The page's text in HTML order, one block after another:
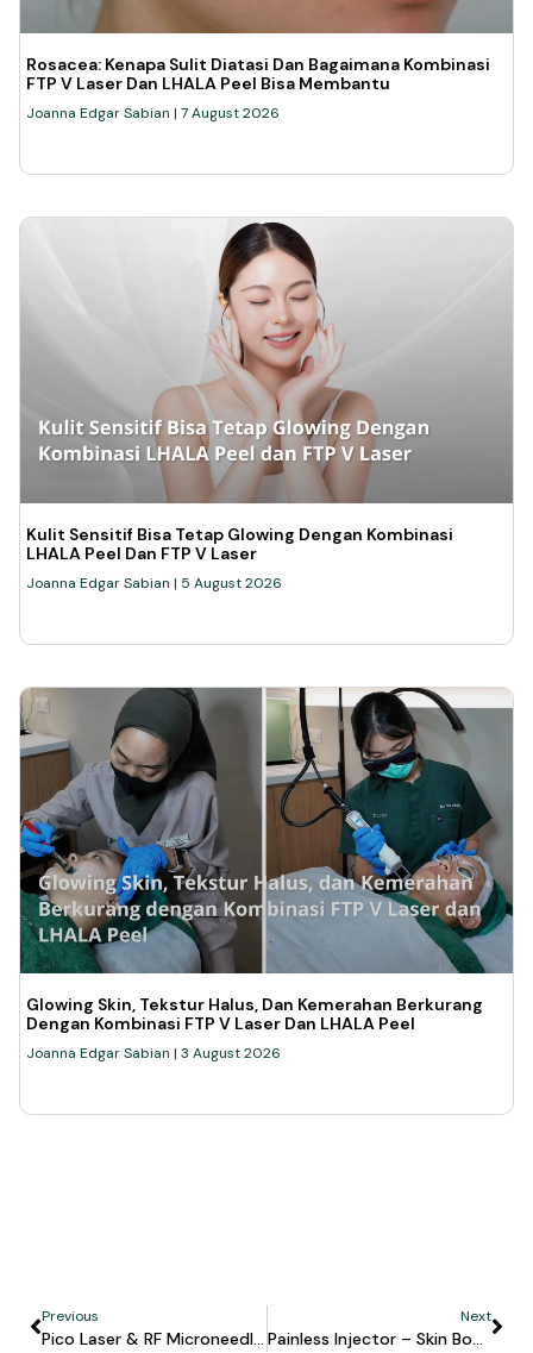
Rosacea: Kenapa Sulit Diatasi Dan Bagaimana Kombinasi
FTP V Laser Dan LHALA Peel Bisa Membantu
Joanna Edgar Sabian 7 August 2026
Kulit Sensitif Bisa Tetap Glowing Dengan Kombinasi
LHALA Peel Dan FTP V Laser
Joanna Edgar Sabian 5 August 2026
Glowing Skin, Tekstur Halus, Dan Kemerahan Berkurang
Dengan Kombinasi FTP V Laser Dan LHALA Peel
Joanna Edgar Sabian 3 August 2026
Previous
Pico Laser & RF Microneedling – Hapus Bekas Jerawat Aman & Efektif
Next
Painless Injector – Skin Booster Tanpa Takut Jarum!